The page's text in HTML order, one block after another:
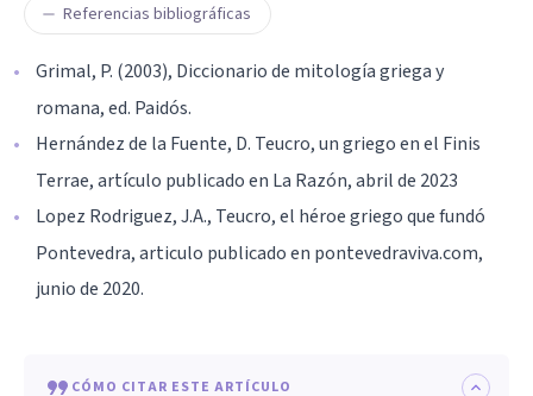
Referencias bibliográficas
Grimal, P. (2003), Diccionario de mitología griega y
romana, ed. Paidós.
Hernández de la Fuente, D. Teucro, un griego en el Finis
Terrae, artículo publicado en La Razón, abril de 2023
Lopez Rodriguez, J.A., Teucro, el héroe griego que fundó
Pontevedra, articulo publicado en pontevedraviva.com,
junio de 2020.
CÓMO CITAR ESTE ARTÍCULO